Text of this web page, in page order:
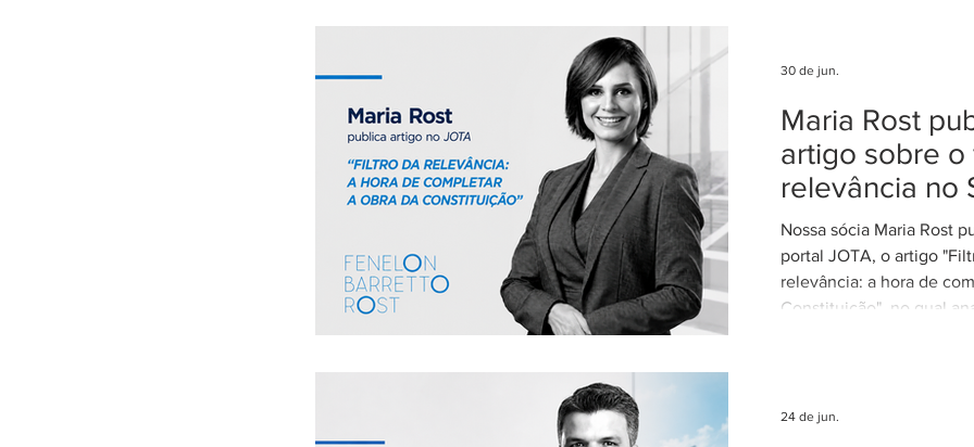
nosso trabalho. Esse
advocacia técnica e de
Maria Rost
artigo sobre o
relevância no
Nossa sócia Maria Rost
portal JOTA, o artigo
relevância: a hora de
Constituição", no qual
para o sistema recursal
30 de jun.
24 de jun.